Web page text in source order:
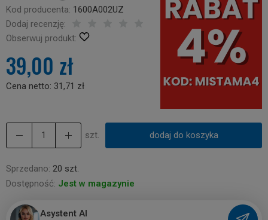
Kod producenta: 1600A002UZ
Dodaj recenzję:
Obserwuj produkt:
39,00 zł
Cena netto: 31,71 zł
szt. dodaj do koszyka
Sprzedano: 20 szt.
Dostępność: Jest w magazynie
Asystent AI